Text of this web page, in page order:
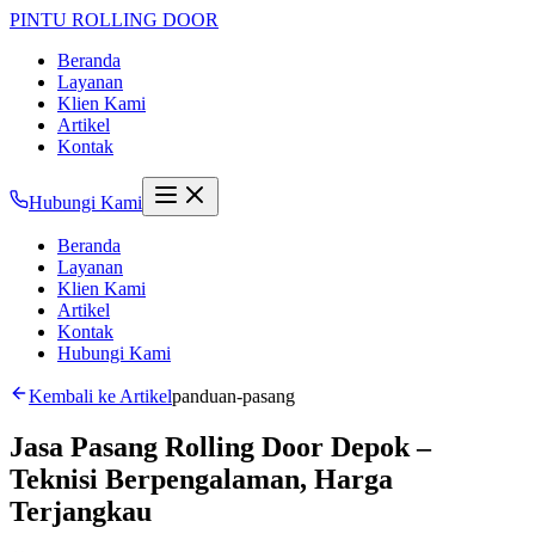
PINTU ROLLING DOOR
Beranda
Layanan
Klien Kami
Artikel
Kontak
Hubungi Kami
Beranda
Layanan
Klien Kami
Artikel
Kontak
Hubungi Kami
Kembali ke Artikelpanduan-pasang
Jasa Pasang Rolling Door Depok –
Teknisi Berpengalaman, Harga
Terjangkau